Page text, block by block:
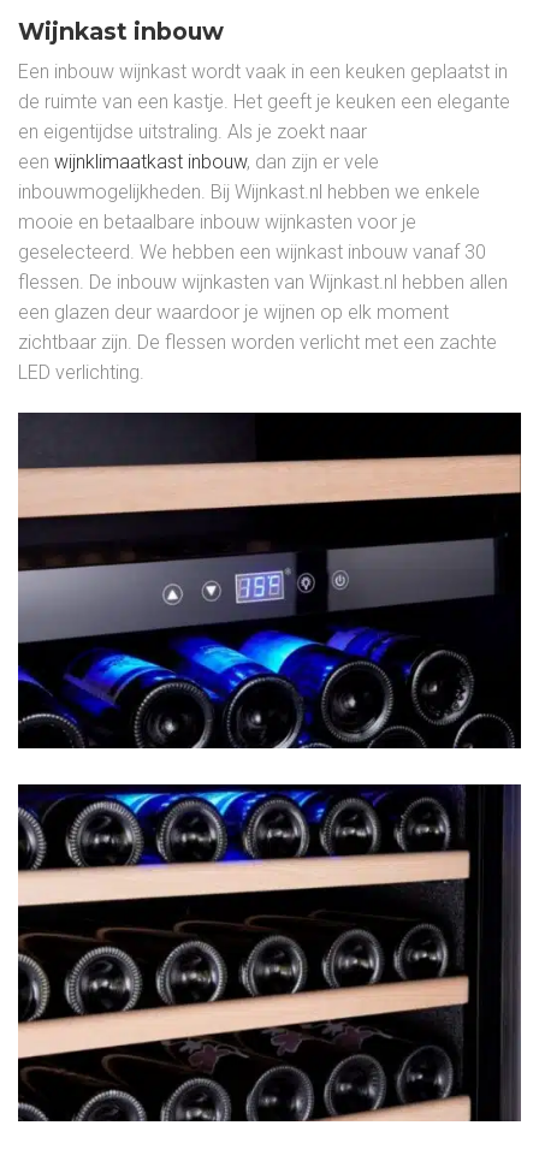
Wijnkast inbouw
Een inbouw wijnkast wordt vaak in een keuken geplaatst in
de ruimte van een kastje. Het geeft je keuken een elegante
en eigentijdse uitstraling. Als je zoekt naar
een wijnklimaatkast inbouw, dan zijn er vele
inbouwmogelijkheden. Bij Wijnkast.nl hebben we enkele
mooie en betaalbare inbouw wijnkasten voor je
geselecteerd. We hebben een wijnkast inbouw vanaf 30
flessen. De inbouw wijnkasten van Wijnkast.nl hebben allen
een glazen deur waardoor je wijnen op elk moment
zichtbaar zijn. De flessen worden verlicht met een zachte
LED verlichting.